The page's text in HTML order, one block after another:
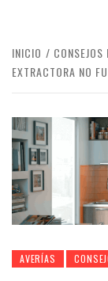
INICIO
EXTRACTORA NO
AVERÍAS